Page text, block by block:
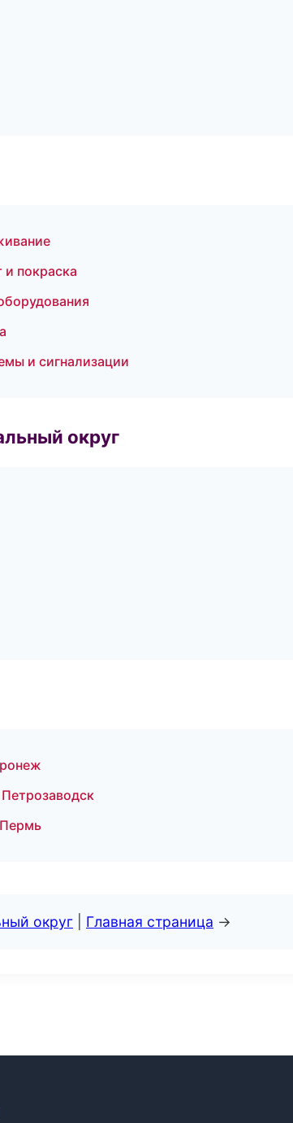
покраска
и сигнализации
округ
округ Главная страница →